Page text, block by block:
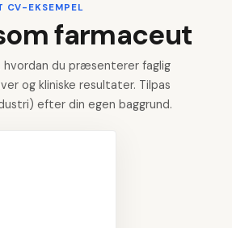
CV-EKSEMPEL
farmaceut
du præsenterer faglig
og kliniske resultater. Tilpas
efter din egen baggrund.